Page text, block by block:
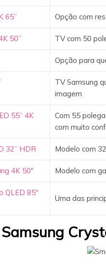
65” Opção com
50” TV com 50
Opção para
TV Samsung
imagem
55” 4K
Com 55
com muito
32” HDR Modelo com
4K 50″ Modelo com
QLED 85″
Uma das